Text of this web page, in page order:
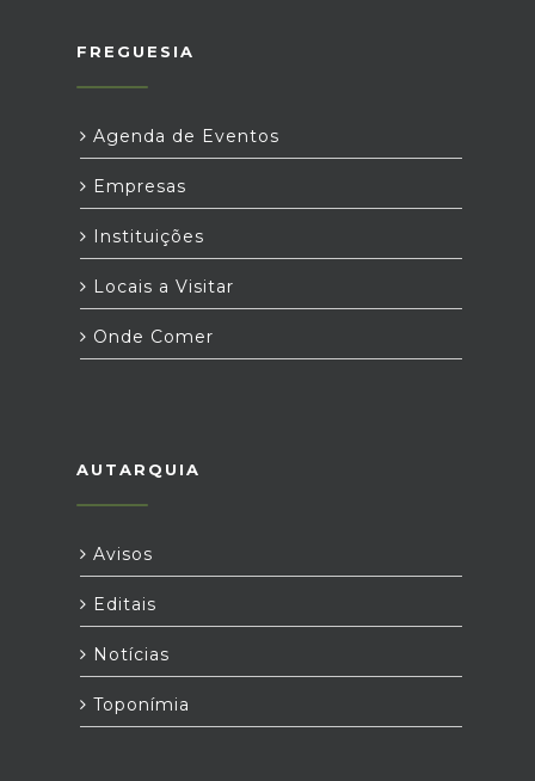
FREGUESIA
Agenda de Eventos
Empresas
Instituições
Locais a Visitar
Onde Comer
AUTARQUIA
Avisos
Editais
Notícias
Toponímia